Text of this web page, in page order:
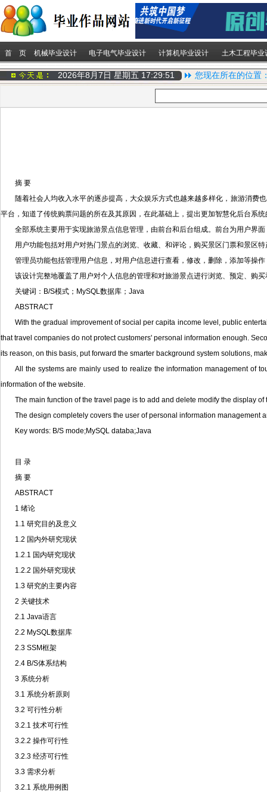
首 页 机械毕业设计 电子电气毕业设计 计算机毕业设计 土木工程毕业
2026年8月7日 星期五 17:29:52 您现在所在的位置
摘 要
随着社会人均收入水平的逐步提高，大众娱乐方式也越来越多样化，旅游消费
平台，知道了传统购票问题的所在及其原因，在此基础上，提出更加智慧化后台系
全部系统主要用于实现旅游景点信息管理，由前台和后台组成。前台为用户界
用户功能包括对用户对热门景点的浏览、收藏、和评论，购买景区门票和景区
管理员功能包括管理用户信息，对用户信息进行查看，修改，删除，添加等操
该设计完整地覆盖了用户对个人信息的管理和对旅游景点进行浏览、预定、购
关键词：B/S模式；MySQL数据库；Java
ABSTRACT
With the gradual improvement of social per capita income level, public
that travel companies do not protect customers' personal information enough.
its reason, on this basis, put forward the smarter background system solutions,
All the systems are mainly used to realize the information management of
information of the website.
The main function of the travel page is to add and delete modify the display
The design completely covers the user of personal information
Key words: B/S mode;MySQL databa;Java
目 录
摘 要
ABSTRACT
1 绪论
1.1 研究目的及意义
1.2 国内外研究现状
1.2.1 国内研究现状
1.2.2 国外研究现状
1.3 研究的主要内容
2 关键技术
2.1 Java语言
2.2 MySQL数据库
2.3 SSM框架
2.4 B/S体系结构
3 系统分析
3.1 系统分析原则
3.2 可行性分析
3.2.1 技术可行性
3.2.2 操作可行性
3.2.3 经济可行性
3.3 需求分析
3.2.1 系统用例图